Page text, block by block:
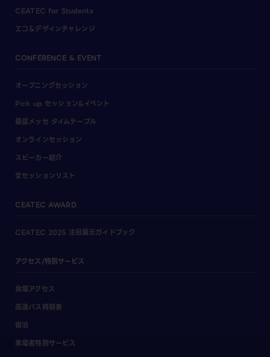
CEATEC for Students
エコ＆デザインチャレンジ
CONFERENCE & EVENT
オープニングセッション
Pick up セッション&イベント
幕張メッセ タイムテーブル
オンラインセッション
スピーカー紹介
全セッションリスト
CEATEC AWARD
CEATEC 2025 注目展示ガイドブック
アクセス/特別サービス
会場アクセス
高速バス時刻表
宿泊
来場者特別サービス